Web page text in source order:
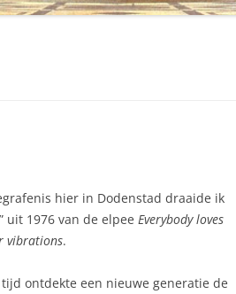
hier in Dodenstad draaide ik
uit 1976 van de elpee Everybody loves
vibrations.
ontdekte een nieuwe generatie de